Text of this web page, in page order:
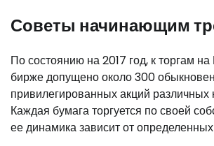
Советы начинающим
По состоянию на 2017 год, к торгам
бирже допущено около 300
привилегированных акций различных
Каждая бумага торгуется по своей
ее динамика зависит от